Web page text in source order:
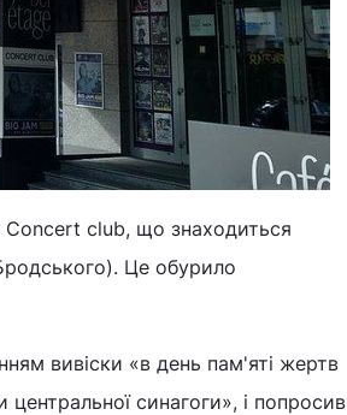
Concert club, що знаходиться
Це обурило
вивіски «в день пам'яті жертв
синагоги», і попросив